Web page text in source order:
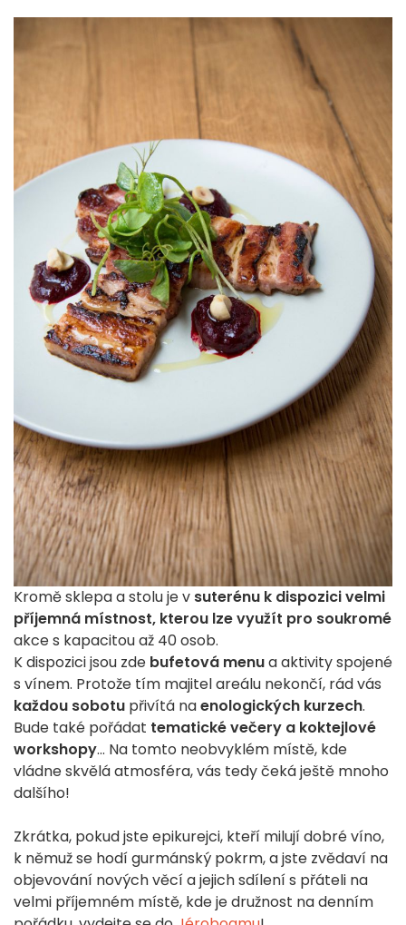
Kromě sklepa a stolu je v suterénu k dispozici velmi
příjemná místnost, kterou lze využít pro soukromé
akce s kapacitou až 40 osob.
K dispozici jsou zde bufetová menua aktivity spojené
s vínem. Protože tím majitel areálu nekončí, rád vás
každou sobotu přivítá naenologických kurzech.
Bude také pořádat tematické večery a koktejlové
workshopy... Na tomto neobvyklém místě, kde
vládne skvělá atmosféra, vás tedy čeká ještě mnoho
dalšího!
Zkrátka, pokud jste epikurejci, kteří milují dobré víno,
k němuž se hodí gurmánský pokrm, a jste zvědaví na
objevování nových věcí a jejich sdílení s přáteli na
velmi příjemném místě, kde je družnost na denním